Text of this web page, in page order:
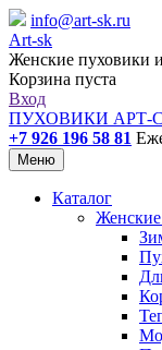
info@art-sk.ru
Art-sk
Женские пуховики
Корзина пуста
Вход
ПУХОВИКИ АРТ-
+7 926 196 58 81
Меню
Каталог